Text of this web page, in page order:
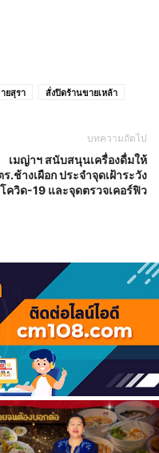
ยสุรา สั่งปิดร้านขายเหล้า
บทความถัดไป
เมญ่าฯ สนับสนุนเครื่องดื่มให้
ร.ช้างเผือก ประจำจุดเฝ้าระวัง
โควิด-19 และจุดตรวจเคอร์ฟิว